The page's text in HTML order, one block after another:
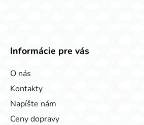
Informácie pre vás
O nás
Kontakty
Napíšte nám
Ceny dopravy